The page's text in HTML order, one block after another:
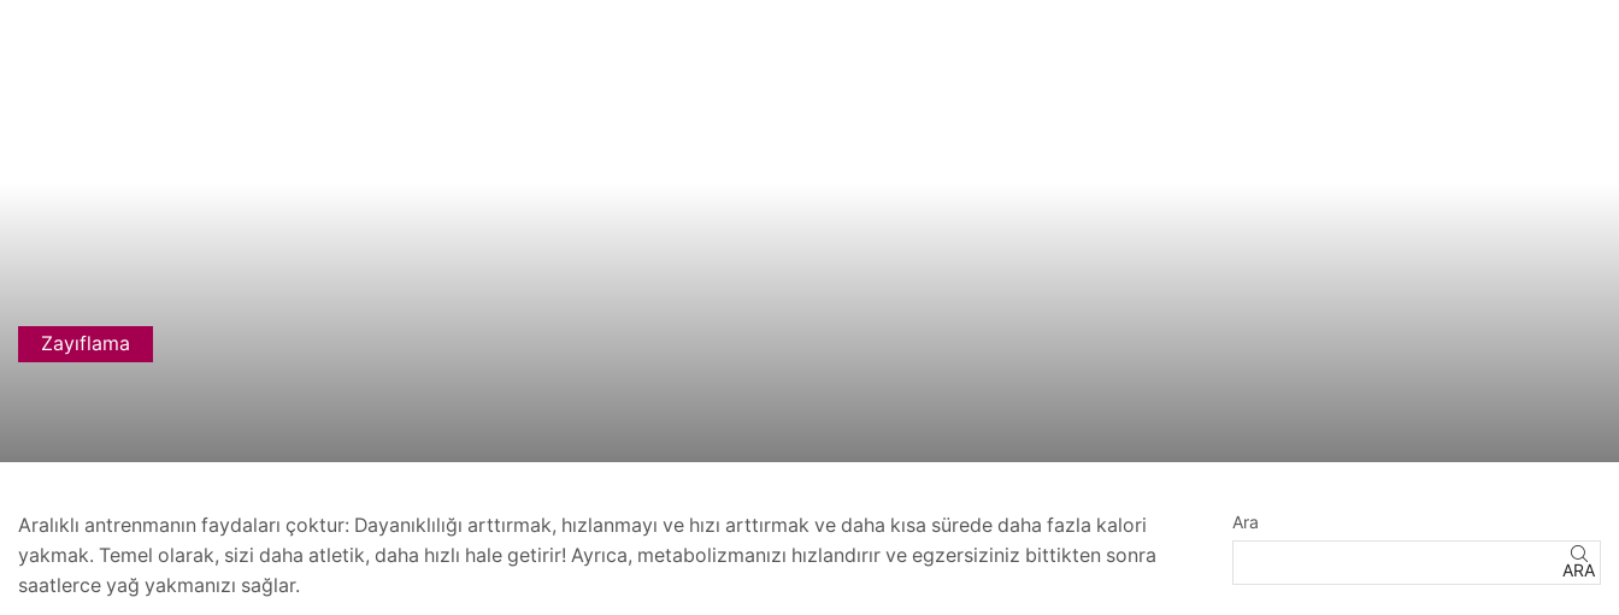
Zayıflama
Aralıklı antrenmanın faydaları çoktur: Dayanıklılığı arttırmak, hızlanmayı ve hızı arttırmak ve daha kısa sürede daha fazla kalori
yakmak. Temel olarak, sizi daha atletik, daha hızlı hale getirir! Ayrıca, metabolizmanızı hızlandırır ve egzersiziniz bittikten sonra
saatlerce yağ yakmanızı sağlar.
Ara
ARA